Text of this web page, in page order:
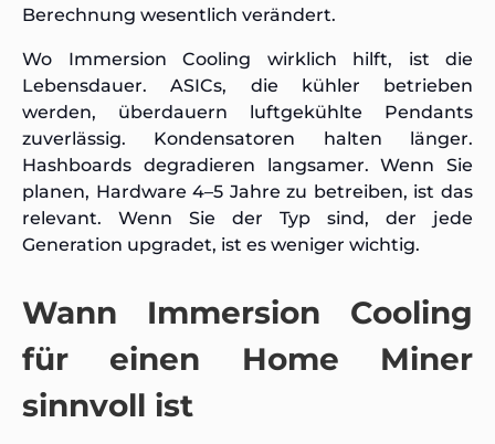
Berechnung wesentlich verändert.
Wo Immersion Cooling wirklich hilft, ist die
Lebensdauer. ASICs, die kühler betrieben
werden, überdauern luftgekühlte Pendants
zuverlässig. Kondensatoren halten länger.
Hashboards degradieren langsamer. Wenn Sie
planen, Hardware 4–5 Jahre zu betreiben, ist das
relevant. Wenn Sie der Typ sind, der jede
Generation upgradet, ist es weniger wichtig.
Wann Immersion Cooling
für einen Home Miner
sinnvoll ist